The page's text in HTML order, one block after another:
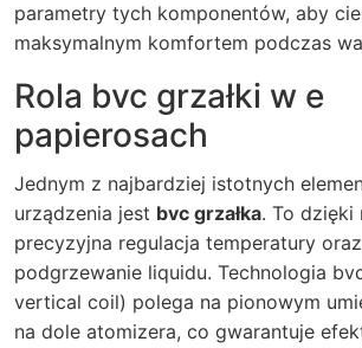
parametry tych komponentów, aby
maksymalnym komfortem podczas
Rola bvc grzałki w e
papierosach
Jednym z najbardziej istotnych
urządzenia jest bvc grzałka. To dzięki
precyzyjna regulacja temperatury
podgrzewanie liquidu. Technologia
vertical coil) polega na pionowym
na dole atomizera, co gwarantuje